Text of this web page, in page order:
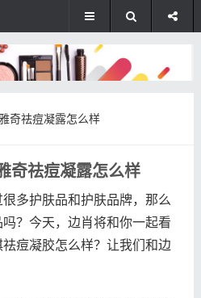
奇祛痘凝露怎么样
奇祛痘凝露怎么样
多护肤品和护肤品牌，那么
？今天，边肖将和你一起看
痘凝胶怎么样？让我们和边